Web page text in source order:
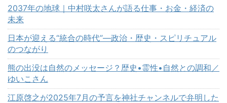
2037年の地球｜中村咲太さんが語る仕事・お金・経済の
未来
日本が迎える“統合の時代”—政治・歴史・スピリチュアル
のつながり
熊の出没は自然のメッセージ？歴史•霊性•自然との調和／
ゆいこさん
江原啓之が2025年7月の予言を神社チャンネルで弁明した